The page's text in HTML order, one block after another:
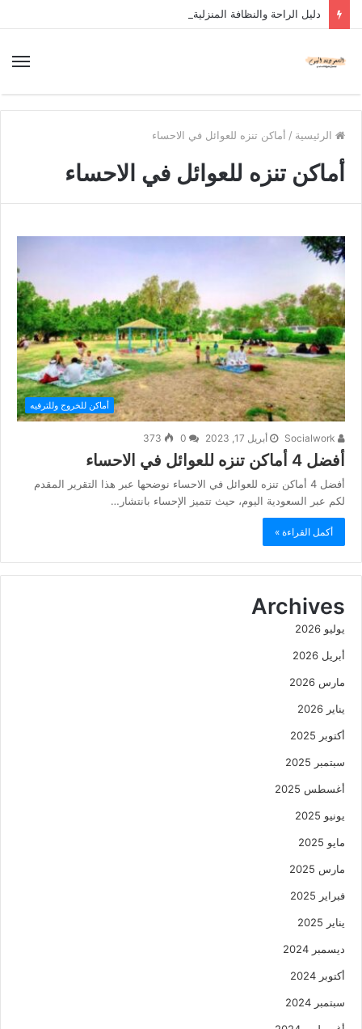
دليل الراحة والنظافة المنزلية
الرئيسية / أماكن تنزه للعوائل في الاحساء
أماكن تنزه للعوائل في الاحساء
أماكن للخروج وللترفيه
أبريل 17, 2023 373
أفضل 4 أماكن تنزه للعوائل في الاحساء
أفضل 4 أماكن تنزه للعوائل في الاحساء نوضحها عبر هذا التقرير المقدم
لكم عبر السعودية اليوم، حيث تتميز الإحساء بانتشار…
أكمل القراءة »
Archives
يوليو 2026
أبريل 2026
مارس 2026
يناير 2026
أكتوبر 2025
سبتمبر 2025
أغسطس 2025
يونيو 2025
مايو 2025
مارس 2025
فبراير 2025
يناير 2025
ديسمبر 2024
أكتوبر 2024
سبتمبر 2024